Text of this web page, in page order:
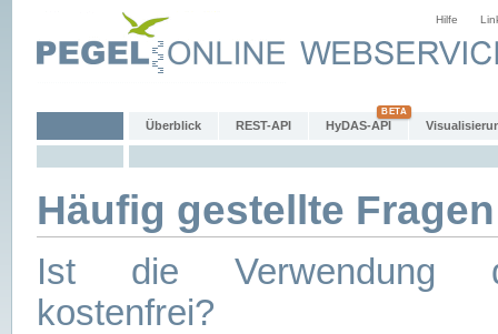
Hilfe
Überblick REST-API HyDAS-API
Häufig gestellte
Ist die Verwendung
kostenfrei?